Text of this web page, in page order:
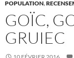
POPULATION,
GOÏC,
GRUIEC